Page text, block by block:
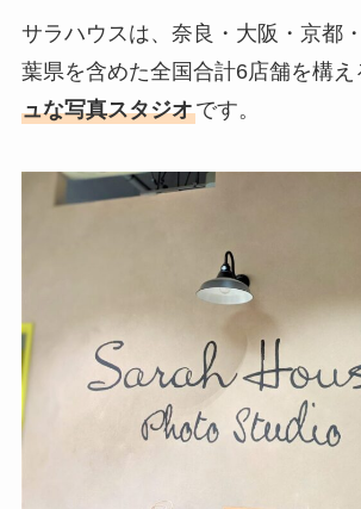
サラハウスは、奈良・大阪・京都
葉県を含めた全国合計6店舗を構え
ュな写真スタジオです。